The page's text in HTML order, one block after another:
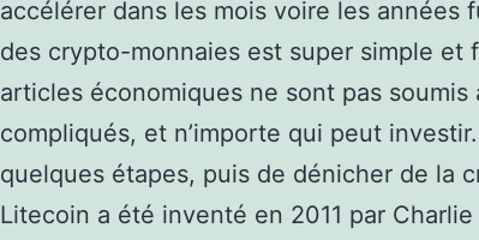
accélérer dans les mois voire les années
des crypto-monnaies est super simple et
articles économiques ne sont pas soumis
compliqués, et n’importe qui peut
quelques étapes, puis de dénicher de la
Litecoin a été inventé en 2011 par